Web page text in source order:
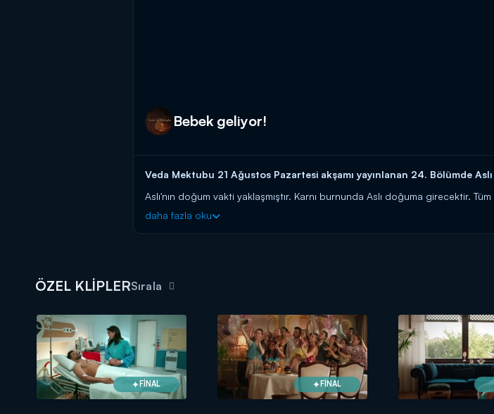
Bebek geliyor!
Veda Mektubu 21 Ağustos Pazartesi akşamı yayınlanan 24. Bölümde
Aslı'nın doğum vakti yaklaşmıştır. Karnı burnunda Aslı doğuma girecektir.
kızlarını kucaklarına alırlar.
daha fazla oku
ÖZEL KLİPLERSırala
FİNAL FİNAL